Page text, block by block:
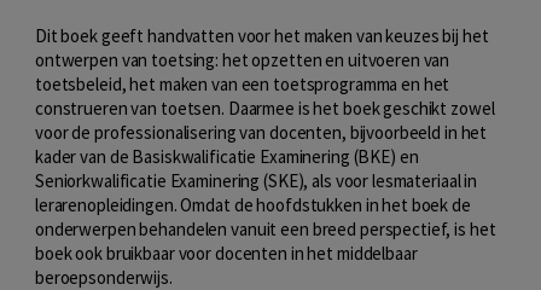
Dit boek geeft handvatten voor het maken van keuzes bij het
ontwerpen van toetsing: het opzetten en uitvoeren van
toetsbeleid, het maken van een toetsprogramma en het
construeren van toetsen. Daarmee is het boek geschikt zowel
voor de professionalisering van docenten, bijvoorbeeld in het
kader van de Basiskwalificatie Examinering (BKE) en
Seniorkwalificatie Examinering (SKE), als voor lesmateriaal in
lerarenopleidingen. Omdat de hoofdstukken in het boek de
onderwerpen behandelen vanuit een breed perspectief, is het
boek ook bruikbaar voor docenten in het middelbaar
beroepsonderwijs.